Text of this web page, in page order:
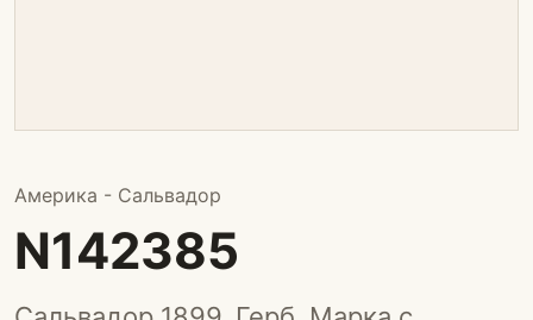
Америка - Сальвадор
N142385